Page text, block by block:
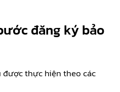
đăng ký bảo
thực hiện theo các